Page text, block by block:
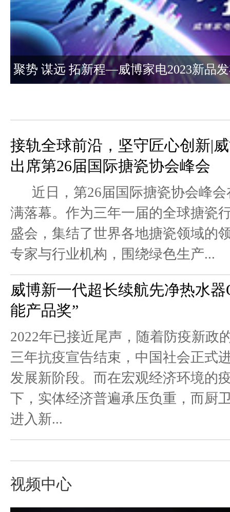
聚势 谋远 拓新程—威博家电2023新品
接轨全球前沿，坚守匠心创新|
出席第26届国际搪瓷协会峰会
近日，第26届国际搪瓷协会峰会
满落幕。作为三年一届的全球搪瓷
盛会，集结了世界各地搪瓷领域的
专家与行业机构，围绕绿色生产...
威博新一代超长续航先净热水器
能产品奖”
2022年已接近尾声，随着防疫新政
三年抗疫宣告结束，中国社会正式
发展新阶段。而在宏观经济环境的
下，实体经济普遍承压负重，而厨
进入新...
视频中心